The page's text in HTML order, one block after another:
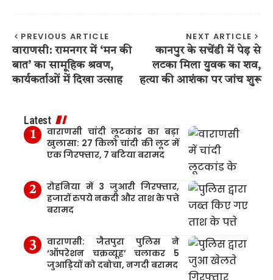
PREVIOUS ARTICLE
वाराणसी: रामनगर में ‘मन की
बात’ का सामूहिक श्रवण,
कार्यकर्ताओं में दिखा उत्साह
NEXT ARTICLE
कानपुर के सचेंडी में पेड़ से
लटका मिला युवक का शव,
हत्या की आशंका पर जांच शुरू
Latest
वाराणसी चांदी लूटकांड का बड़ा
खुलासा: 27 किलो चांदी की लूट में
एक गिरफ्तार, 7 बटिया बरामद
रोहनिया में 3 जुआरी गिरफ्तार,
हजारों रुपये नकदी और ताश के पत्ते
बरामद
वाराणसी: जैतपुरा पुलिस ने
‘ऑपरेशन चक्रव्यूह’ चलाकर 5
जुआड़ियों को दबोचा, नगदी बरामद